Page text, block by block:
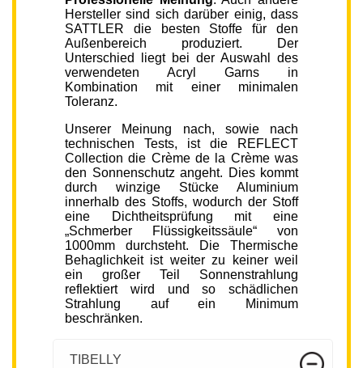
Hersteller sind sich darüber einig, dass
SATTLER die besten Stoffe für den
Außenbereich produziert. Der
Unterschied liegt bei der Auswahl des
verwendeten Acryl Garns in
Kombination mit einer minimalen
Toleranz.
Unserer Meinung nach, sowie nach
technischen Tests, ist die REFLECT
Collection die Crème de la Crème was
den Sonnenschutz angeht. Dies kommt
durch winzige Stücke Aluminium
innerhalb des Stoffs, wodurch der Stoff
eine Dichtheitsprüfung mit eine
„Schmerber Flüssigkeitssäule“ von
1000mm durchsteht. Die Thermische
Behaglichkeit ist weiter zu keiner weil
ein großer Teil Sonnenstrahlung
reflektiert wird und so schädlichen
Strahlung auf ein Minimum
beschränken.
TIBELLY